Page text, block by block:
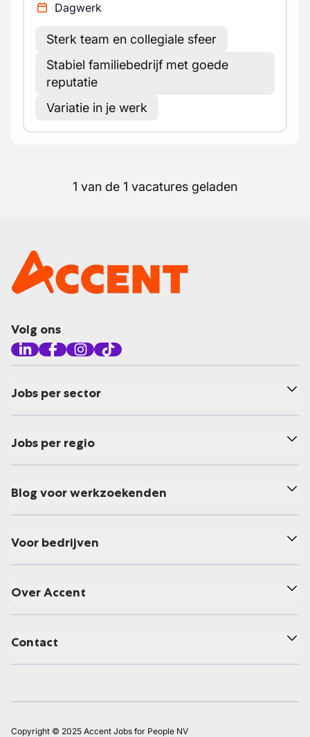
Dagwerk
Sterk team en collegiale sfeer
Stabiel familiebedrijf met goede
reputatie
Variatie in je werk
1 van de 1 vacatures geladen
Volg ons
Jobs per sector
Jobs per regio
Blog voor werkzoekenden
Voor bedrijven
Over Accent
Contact
Copyright © 2025 Accent Jobs for People NV